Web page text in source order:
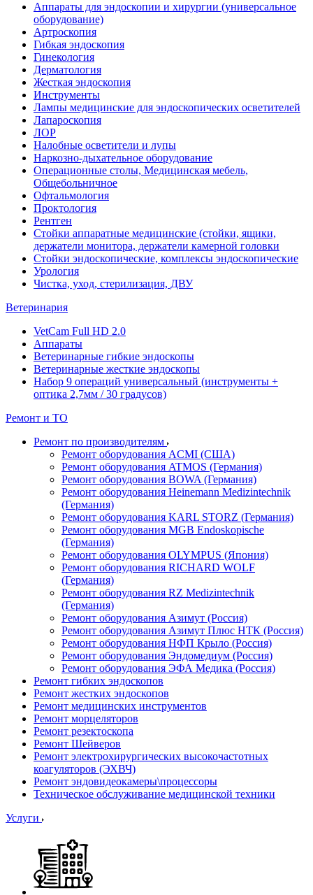
Аппараты для эндоскопии и хирургии (универсальное
оборудование)
Артроскопия
Гибкая эндоскопия
Гинекология
Дерматология
Жесткая эндоскопия
Инструменты
Лампы медицинские для эндоскопических осветителей
Лапароскопия
ЛОР
Налобные осветители и лупы
Наркозно-дыхательное оборудование
Операционные столы, Медицинская мебель,
Общебольничное
Офтальмология
Проктология
Рентген
Стойки аппаратные медицинские (стойки, ящики,
держатели монитора, держатели камерной головки
Стойки эндоскопические, комплексы эндоскопические
Урология
Чистка, уход, стерилизация, ДВУ
Ветеринария
VetCam Full HD 2.0
Аппараты
Ветеринарные гибкие эндоскопы
Ветеринарные жесткие эндоскопы
Набор 9 операций универсальный (инструменты +
оптика 2,7мм / 30 градусов)
Ремонт и ТО
Ремонт по производителям
Ремонт оборудования ACMI (США)
Ремонт оборудования ATMOS (Германия)
Ремонт оборудования BOWA (Германия)
Ремонт оборудования Heinemann Medizintechnik
(Германия)
Ремонт оборудования KARL STORZ (Германия)
Ремонт оборудования MGB Endoskopische
(Германия)
Ремонт оборудования OLYMPUS (Япония)
Ремонт оборудования RICHARD WOLF
(Германия)
Ремонт оборудования RZ Medizintechnik
(Германия)
Ремонт оборудования Азимут (Россия)
Ремонт оборудования Азимут Плюс НТК (Россия)
Ремонт оборудования НФП Крыло (Россия)
Ремонт оборудования Эндомедиум (Россия)
Ремонт оборудования ЭФА Медика (Россия)
Ремонт гибких эндоскопов
Ремонт жестких эндоскопов
Ремонт медицинских инструментов
Ремонт морцеляторов
Ремонт резектоскопа
Ремонт Шейверов
Ремонт электрохирургических высокочастотных
коагуляторов (ЭХВЧ)
Ремонт эндовидеокамеры\процессоры
Техническое обслуживание медицинской техники
Услуги